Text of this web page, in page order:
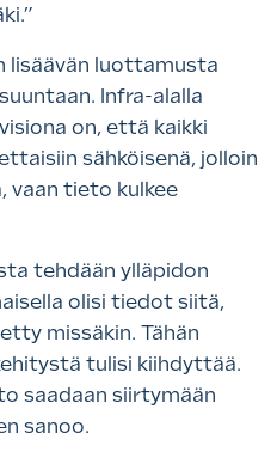
lisäävän luottamusta
Infra-alalla
on, että kaikki
sähköisenä, jolloin
vaan tieto kulkee
tehdään ylläpidon
olisi tiedot siitä,
missäkin. Tähän
tulisi kiihdyttää.
saadaan siirtymään
sanoo.